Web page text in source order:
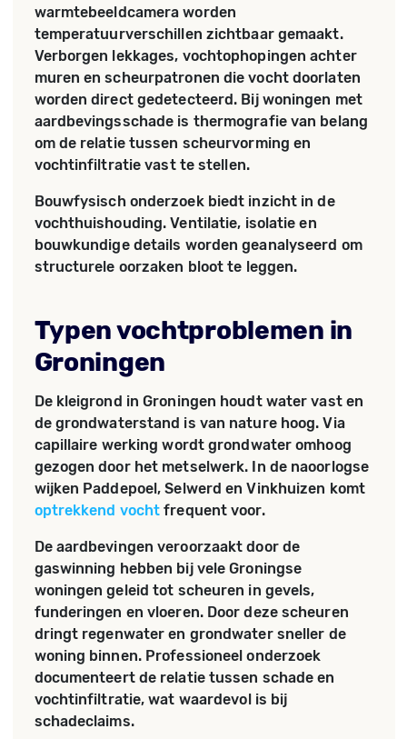
warmtebeeldcamera worden
temperatuurverschillen zichtbaar gemaakt.
Verborgen lekkages, vochtophopingen achter
muren en scheurpatronen die vocht doorlaten
worden direct gedetecteerd. Bij woningen met
aardbevingsschade is thermografie van belang
om de relatie tussen scheurvorming en
vochtinfiltratie vast te stellen.
Bouwfysisch onderzoek biedt inzicht in de
vochthuishouding. Ventilatie, isolatie en
bouwkundige details worden geanalyseerd om
structurele oorzaken bloot te leggen.
Typen vochtproblemen in
Groningen
De kleigrond in Groningen houdt water vast en
de grondwaterstand is van nature hoog. Via
capillaire werking wordt grondwater omhoog
gezogen door het metselwerk. In de naoorlogse
wijken Paddepoel, Selwerd en Vinkhuizen komt
optrekkend vocht frequent voor.
De aardbevingen veroorzaakt door de
gaswinning hebben bij vele Groningse
woningen geleid tot scheuren in gevels,
funderingen en vloeren. Door deze scheuren
dringt regenwater en grondwater sneller de
woning binnen. Professioneel onderzoek
documenteert de relatie tussen schade en
vochtinfiltratie, wat waardevol is bij
schadeclaims.